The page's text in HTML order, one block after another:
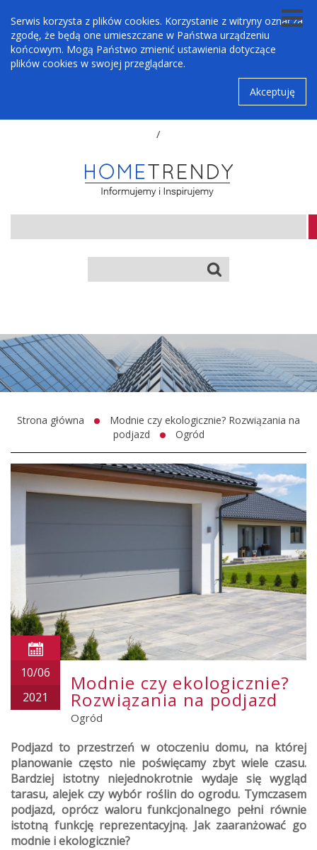
Serwis korzysta z plików cookies. Korzystanie z witryny oznacza
zgodę, że będą one umieszczane w Państwa urządzeniu
końcowym. Mogą Państwo zmienić ustawienia dotyczące
plików cookies w swojej przeglądarce.
Akceptuję
/
Strona główna
Modnie czy ekologicznie? Rozwiązania na
podjazd
Ogród
10/06
2021
Modnie czy ekologicznie?
Rozwiązania na podjazd
Ogród
Podjazd to przestrzeń w otoczeniu domu, na której
planowanie często nie poświęcamy zbyt wiele czasu.
Bardziej istotny niejednokrotnie wydaje się wygląd
tarasu, alejek czy wybór roślin do ogrodu. Tymczasem
podjazd, oprócz waloru funkcjonalnego pełni równie
istotną funkcję reprezentacyjną. Jak zaaranżować go
modnie i ekologicznie?